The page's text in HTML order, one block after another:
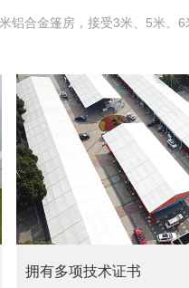
铝合金篷房，接受3米、5米
拥有多项技术证书